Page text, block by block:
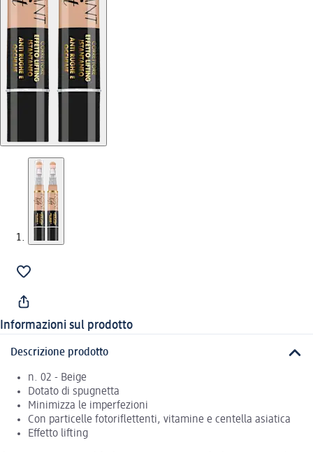
Informazioni sul prodotto
Descrizione prodotto
n. 02 - Beige
Dotato di spugnetta
Minimizza le imperfezioni
Con particelle fotoriflettenti, vitamine e centella asiatica
Effetto lifting